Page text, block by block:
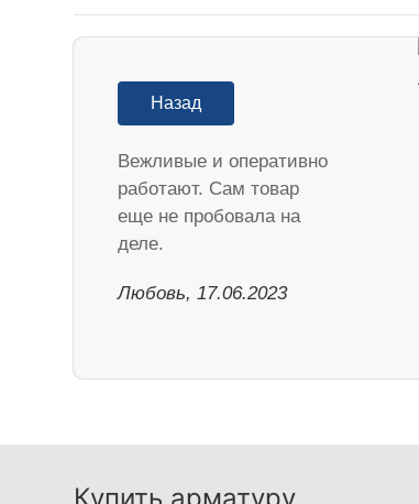
Назад
Вежливые и оперативно
работают. Сам товар
еще не пробовала на
деле.
Любовь, 17.06.2023
Купить арматуру